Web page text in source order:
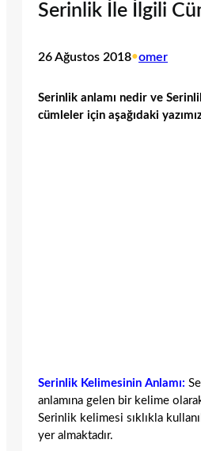
Serinlik İle İlgili
26 Ağustos 2018•omer
Serinlik anlamı nedir ve
cümleler için aşağıdaki
Serinlik Kelimesinin Anlamı:
anlamına gelen bir kelime
Serinlik kelimesi sıklıkla
yer almaktadır.